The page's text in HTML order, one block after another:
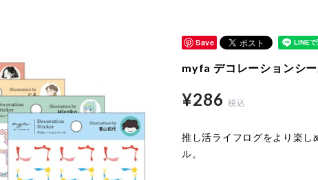
Save
myfa デコレーションシ
¥286 税込
推し活ライフログをより楽し
ル。